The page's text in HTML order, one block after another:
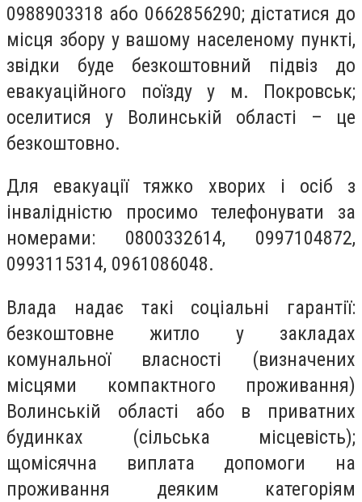
0988903318 або 0662856290; дістатися до
місця збору у вашому населеному пункті,
звідки буде безкоштовний підвіз до
евакуаційного поїзду у м. Покровськ;
оселитися у Волинській області – це
безкоштовно.
Для евакуації тяжко хворих і осіб з
інвалідністю просимо телефонувати за
номерами: 0800332614, 0997104872,
0993115314, 0961086048.
Влада надає такі соціальні гарантії:
безкоштовне житло у закладах
комунальної власності (визначених
місцями компактного проживання)
Волинській області або в приватних
будинках (сільська місцевість);
щомісячна виплата допомоги на
проживання деяким категоріям